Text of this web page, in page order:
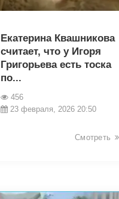
Екатерина Квашникова
считает, что у Игоря
Григорьева есть тоска
по...
456
23 февраля, 2026 20:50
Смотреть